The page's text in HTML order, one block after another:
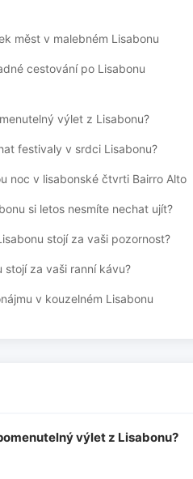
měst v malebném Lisabonu
cestování po Lisabonu
výlet z Lisabonu?
festivaly v srdci Lisabonu?
noc v lisabonské čtvrti Bairro Alto
si letos nesmíte nechat ujít?
stojí za vaši pozornost?
stojí za vaši ranní kávu?
v kouzelném Lisabonu
výlet z Lisabonu?